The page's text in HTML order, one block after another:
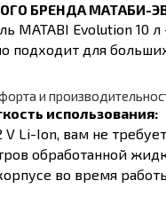
БРЕНДА МАТАБИ-
MATABI Evolution 10
подходит для
и
использования:
Li-Ion, вам не
обработанной
во время